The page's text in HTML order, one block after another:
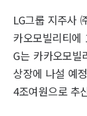
LG그룹 지주사
카오모빌리티
G는 카카오모
상장에 나설 예
4조여원으로 추